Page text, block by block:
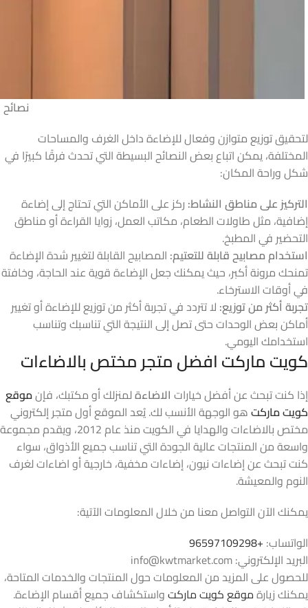
لتحقيق توزيع متوازن وفعال للإضاءة داخل الغرف والمساحات
المختلفة، يمكن اتباع بعض النصائح البسيطة التي تحدث فرقًا كبيرًا في
شكل وراحة المكان:
التركيز على مناطق النشاط: ركز على الأماكن التي تحتاج إلى إضاءة
إضافية، مثل طاولات الطعام، مكاتب العمل، زوايا القراءة أو مناطق
التحضير في المطبخ.
استخدام مصابيح قابلة للتعتيم: المصابيح القابلة لتغيير شدة الإضاءة
تمنحك مرونة أكبر، حيث يمكنك جعل الإضاءة قوية عند الحاجة، وخافتة
في أوقات الاسترخاء.
تجربة أكثر من توزيع: لا تتردد في تجربة أكثر من توزيع للإضاءة أو تغيير
أماكن بعض الوحدات حتى تصل إلى النتيجة التي تناسبك وتناسب
استخدامك اليومي.
كويت ماركت افضل متجر مختص بالاضاءات
إذا كنت تبحث عن أفضل خيارات الاضاءةلمنزلك أو مكتبك، فإنموقع
كويت ماركتهو الوجهة الأنسب لك. يُعد الموقع أول متجر إلكتروني
مختص بالاضاءات والهدايا في الكويت منذ عام 2012، ويقدم مجموعة
واسعة من المنتجات عالية الجودة التي تناسب جميع الأذواق، سواء
كنت تبحث عن إضاءات نيون، إضاءات مخفية، خارجية أو اضاءات لغرف
النوم والمعيشة.
يمكنك الآن التواصل معنا من خلال المعلومات الآتية:
الواتساب: +96597109298
البريد الإلكتروني: info@kwtmarket.com
للحصول على المزيد من المعلومات حول المنتجات والخدمات المتاحة،
يمكنك زيارةموقع كويت ماركتواستكشاف جميع أقسام الإضاءة.